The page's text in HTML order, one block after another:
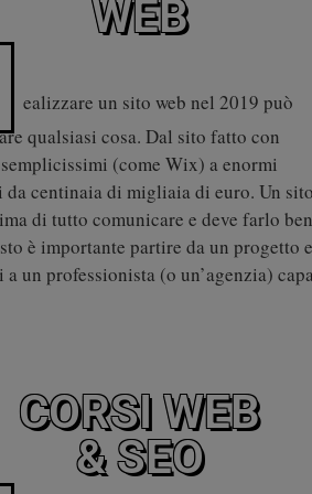
WEB
ealizzare un sito web nel 2019 può
qualsiasi cosa. Dal sito fatto con
(come Wix) a enormi
da centinaia di migliaia di euro. Un
di tutto comunicare e deve farlo
è importante partire da un progetto e
a un professionista (o un’agenzia)
CORSI WEB
& SEO